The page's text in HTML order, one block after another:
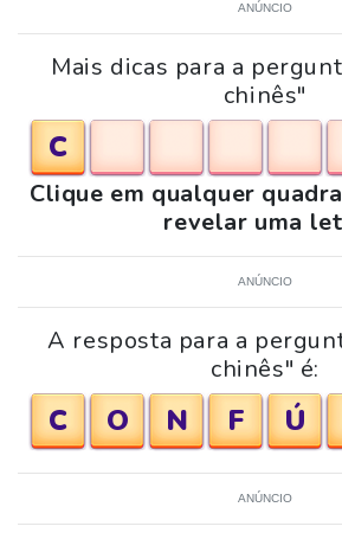
ANÚNCIO
Mais dicas para a
chinês"
C
Clique em qualquer
revelar uma
ANÚNCIO
A resposta para a
chinês" é:
C O N F Ú
ANÚNCIO